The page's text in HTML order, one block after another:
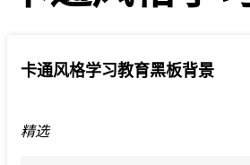
卡通风格学习教育黑板背景
精选